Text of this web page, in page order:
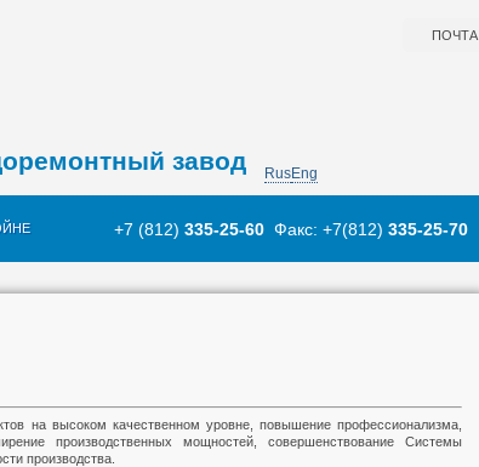
ПОЧТА
завод RusEng
+7 (812) 335-25-60 Факс: +7(812) 335-25-70
на высоком качественном уровне, повышение профессионализма,
производственных мощностей, совершенствование Системы
производства.